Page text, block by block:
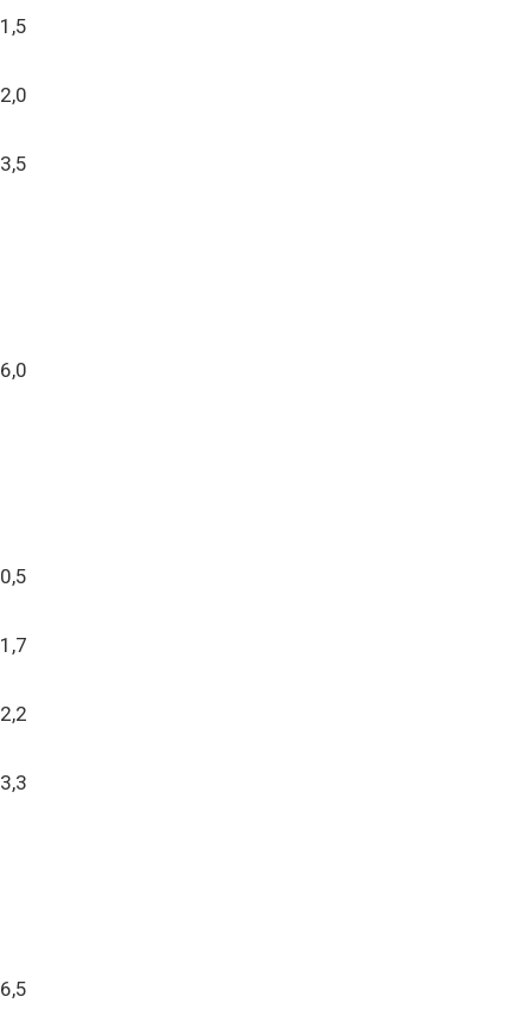
1,5
2,0
3,5
6,0
0,5
1,7
2,2
3,3
6,5